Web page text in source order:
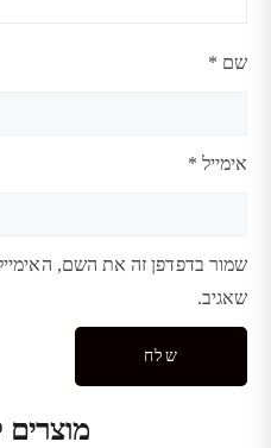
שם *
אימייל *
שמור בדפדפן זה את השם,
שאגיב.
מוצרים